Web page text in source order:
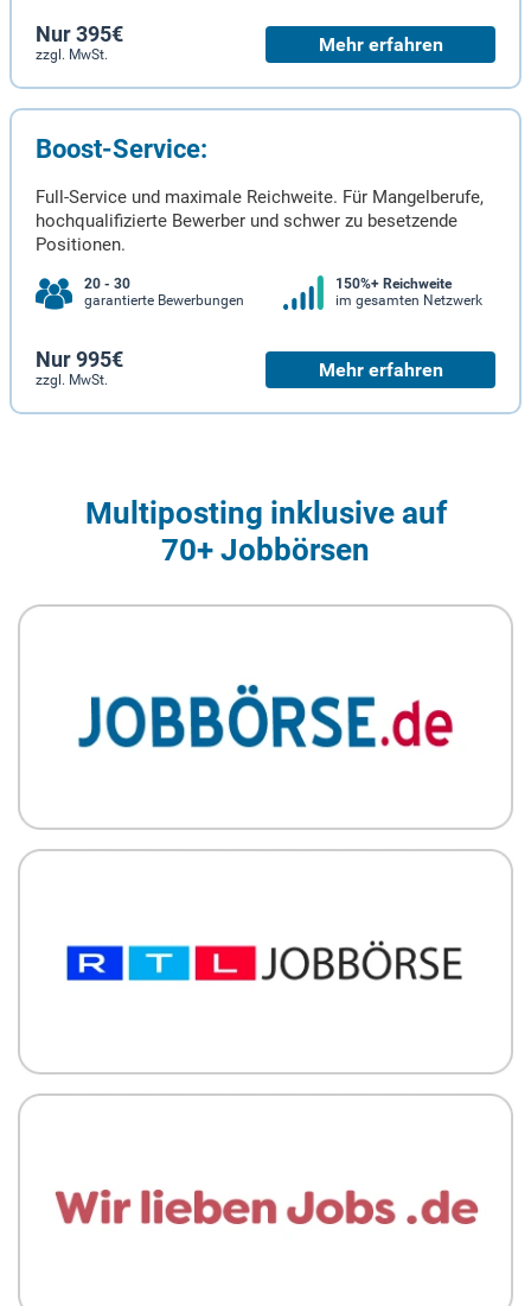
Nur 395€
zzgl. MwSt. Mehr erfahren
Boost-Service:
Full-Service und maximale Reichweite. Für Mangelberufe,
hochqualifizierte Bewerber und schwer zu besetzende
Positionen.
20 - 30
garantierte Bewerbungen
150%+ Reichweite
im gesamten Netzwerk
Nur 995€
zzgl. MwSt. Mehr erfahren
Multiposting inklusive auf
70+ Jobbörsen